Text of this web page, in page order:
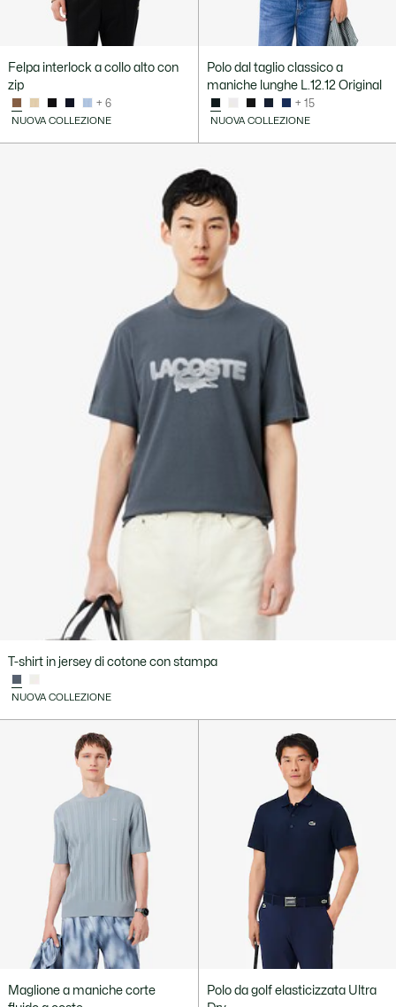
Felpa interlock a collo alto con
zip
+ 6
NUOVA COLLEZIONE
Polo dal taglio classico a
maniche lunghe L.12.12 Original
+ 15
NUOVA COLLEZIONE
T-shirt in jersey di cotone con stampa
NUOVA COLLEZIONE
Maglione a maniche corte
Polo da golf elasticizzata Ultra